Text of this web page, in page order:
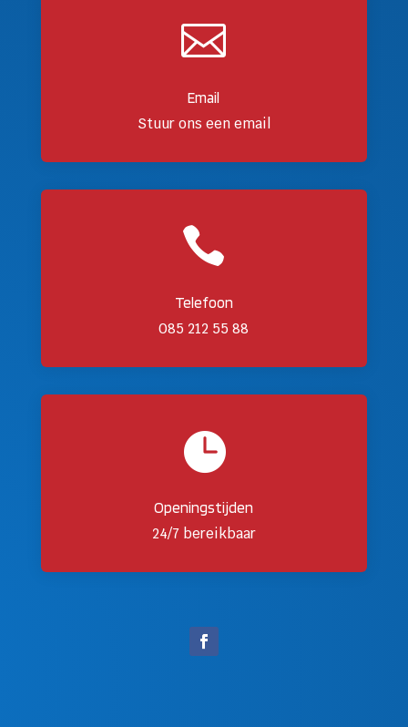

Email
Stuur ons een email

Telefoon
085 212 55 88

Openingstijden
24/7 bereikbaar